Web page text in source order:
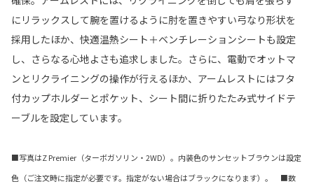
にリラックスして腕を置けるように肘を置きやすい弓なり形状を
採用したほか、快適温熱シート＋ベンチレーションシートも設定
し、さらなる心地よさも追求しました。さらに、電動でオットマ
ンとリクライニングの操作が行えるほか、アームレストにはフタ
付カップホルダーとポケット、シート間に折りたたみ式サイドテ
ーブルを設定しています。
■写真はZ Premier（ターボガソリン・2WD）。内装色のサンセットブラウンは設定
色（ご注文時に指定が必要です。指定がない場合はブラックになります）。 ■数